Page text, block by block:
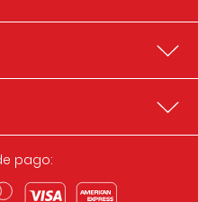
pago: